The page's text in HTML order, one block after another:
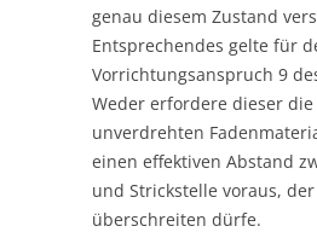
genau diesem Zustand
Entsprechendes gelte für
Vorrichtungsanspruch 9
Weder erfordere dieser
unverdrehten
einen effektiven Abstand
und Strickstelle voraus,
überschreiten dürfe.